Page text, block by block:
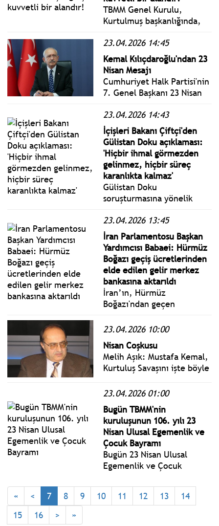
TBMM Genel Kurulu,
Kurtulmuş başkanlığında,
dönümü ile 23 Nisan Ulusal
Egemenlik ve Çocuk
Bayramı dolayısıyla özel
gündemle toplandı.
Toplantı, İstiklal Marşı'nın
okunmasıyla başladı.
23.04.2026 14:45
Kemal Kılıçdaroğlu'ndan 23
Nisan Mesajı
Cumhuriyet Halk Partisi'nin
7. Genel Başkanı 23 Nisan
Millet Meclisi;
egemenliğimizin nişanesi,
çocuklarımız milletimizin
geleceğidir.
23.04.2026 14:43
İçişleri Bakanı Çiftçi'den
Gülistan Doku açıklaması:
'Hiçbir ihmal görmezden
gelinmez, hiçbir süreç
karanlıkta kalmaz'
Gülistan Doku
soruşturmasına yönelik
İçişleri Bakanı Mustafa
Çiftçi, tek amaçlarının
dosyada karanlık bir nokta
kalmaması olduğunu
söyledi.
23.04.2026 13:45
İran Parlamentosu Başkan
Yardımcısı Babaei: Hürmüz
Boğazı geçiş ücretlerinden
elde edilen gelir merkez
bankasına aktarıldı
İran’ın, Hürmüz
Boğazı'ndan geçen
ücretlerinden ilk kez gelir
23.04.2026 10:00
Nisan Coşkusu
Melih Aşık: Mustafa Kemal,
Kurtuluş Savaşını işte böyle
ulaştırıp içinden bir
projesi çıkarmıştır. O gün
kimsenin aklında
Cumhuriyet yoktur.
23.04.2026 01:00
Bugün TBMM'nin
kuruluşunun 106. yılı 23
Nisan Ulusal Egemenlik ve
Çocuk Bayramı
Bugün 23 Nisan Ulusal
Egemenlik ve Çocuk
TBMM'nin kuruluşunun 106.
yılı. Bugün Türkiye Büyük
« < 7 8 9 10 11 12 13
14
15
16 > »